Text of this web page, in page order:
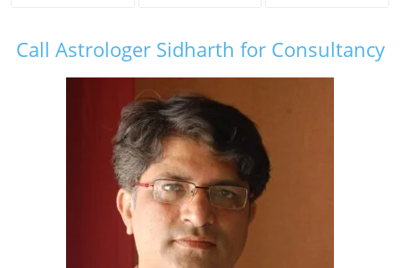
Call Astrologer Sidharth for Consultancy